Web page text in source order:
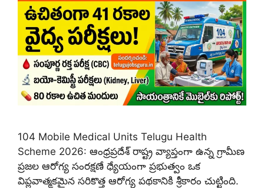
104 Mobile Medical Units Telugu Health
Scheme 2026: ఆంధ్రప్రదేశ్ రాష్ట్ర వ్యాప్తంగా ఉన్న గ్రామీణ
ప్రజల ఆరోగ్య సంరక్షణే ధ్యేయంగా ప్రభుత్వం ఒక
విప్లవాత్మకమైన సరికొత్త ఆరోగ్య పథకానికి శ్రీకారం చుట్టింది.